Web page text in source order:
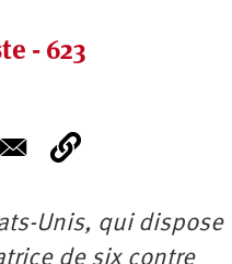
- 623
Unis, qui dispose
de six contre